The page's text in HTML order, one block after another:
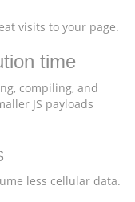
visits to your page.
time
compiling, and
JS payloads
less cellular data.